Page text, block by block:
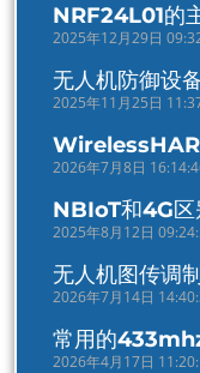
NRF24L01的
2025年12月29日
无人机防御设
2025年11月25日
2026年7月8日
NBIoT和4G区
2025年8月12日
无人机图传调
2026年7月14日
常用的
2026年4月17日